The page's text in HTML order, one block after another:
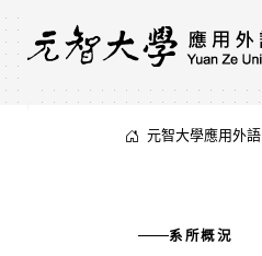
元智大學應用外
系所概況